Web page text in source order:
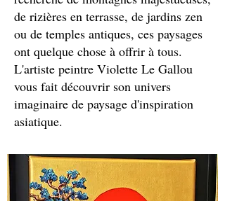
de rizières en terrasse, de jardins zen
ou de temples antiques, ces paysages
ont quelque chose à offrir à tous.
L'artiste peintre Violette Le Gallou
vous fait découvrir son univers
imaginaire de paysage d'inspiration
asiatique.